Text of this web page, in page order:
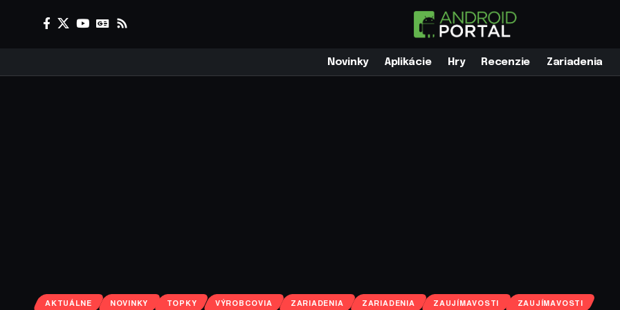
Novinky Aplikácie Hry Recenzie Zariadenia
AKTUÁLNE NOVINKY TOPKY VÝROBCOVIA ZARIADENIA ZARIADENIA ZAUJÍMAVOSTI ZAUJÍMAVOSTI